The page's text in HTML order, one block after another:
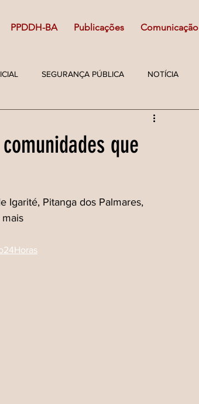
PPDDH-BA Publicações Comunicação
SEGURANÇA PÚBLICA NOTÍCIA
JOVENS DEFENSORES
que
Igarité, Pitanga dos Palmares,